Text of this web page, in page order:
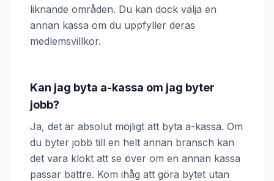
liknande områden. Du kan dock välja en
annan kassa om du uppfyller deras
medlemsvillkor.
Kan jag byta a-kassa om jag byter
jobb?
Ja, det är absolut möjligt att byta a-kassa. Om
du byter jobb till en helt annan bransch kan
det vara klokt att se över om en annan kassa
passar bättre. Kom ihåg att göra bytet utan